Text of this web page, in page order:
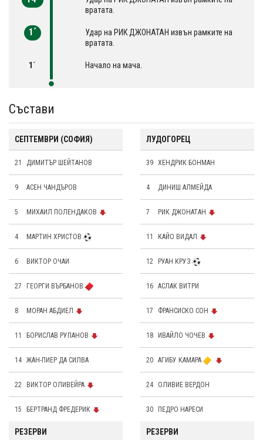
вратата.
1´
Удар на РИК ДЖОНАТАН извън рамките на
вратата.
1´ Начало на мача.
Състави
СЕПТЕМВРИ (СОФИЯ)
21 ДИМИТЪР ШЕЙТАНОВ
9 АСЕН ЧАНДЪРОВ
5 МИХАИЛ ПОЛЕНДАКОВ
4 МАРТИН ХРИСТОВ
6 ВИКТОР ОЧАИ
27 ГЕОРГИ ВЪРБАНОВ
8 МОРАН АБДИЕЛ
11 БОРИСЛАВ РУПАНОВ
14 ЖАН-ПИЕР ДА СИЛВА
22 ВИКТОР ОЛИВЕЙРА
15 БЕРТРАНД ФРЕДЕРИК
РЕЗЕРВИ
ЛУДОГОРЕЦ
39 ХЕНДРИК БОНМАН
4 ДИНИШ АЛМЕЙДА
7 РИК ДЖОНАТАН
11 КАЙО ВИДАЛ
12 РУАН КРУЗ
16 АСЛАК ВИТРИ
17 ФРАНСИСКО СОН
18 ИВАЙЛО ЧОЧЕВ
20 АГИБУ КАМАРА
24 OЛИВИЕ ВЕРДОН
30 ПЕДРО НАРЕСИ
РЕЗЕРВИ